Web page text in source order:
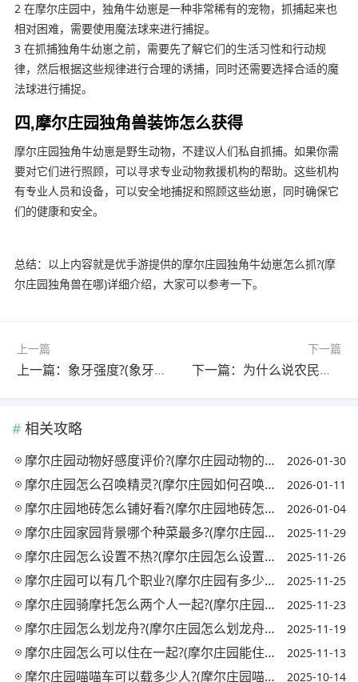
2 在摩尔庄园中，独角牛幼崽是一种非常稀有的宠物，抓捕起来也
相对困难，需要使用魔法球来进行捕捉。
3 在抓捕独角牛幼崽之前，需要先了解它们的生活习性和行动规
律，然后根据这些规律进行合理的诱捕，同时还需要选择合适的魔
法球进行捕捉。
四,摩尔庄园独角兽装饰怎么获得
摩尔庄园独角牛幼崽是野生动物，不建议人们私自抓捕。如果你需
要对它们进行照顾，可以寻求专业动物救援机构的帮助。这些机构
有专业人员和设备，可以安全地捕捉和照顾这些幼崽，同时确保它
们的健康和安全。
总结：以上内容就是优手游提供的摩尔庄园独角牛幼崽怎么抓?(摩
尔庄园独角兽在哪)详细介绍，大家可以参考一下。
上一篇
上一篇：象牙强度?(象牙厉害吗)
下一篇
下一篇：为什么说农民是贵族?(为什么说农民是贵族的奴隶)
相关攻略
摩尔庄园动物好感度评价?(摩尔庄园动物的好感度) 2026-01-30
摩尔庄园怎么召唤精灵?(摩尔庄园如何召唤精灵) 2026-01-11
摩尔庄园地砖怎么铺好看?(摩尔庄园地砖怎么铺好看一点) 2026-01-04
摩尔庄园家园背景哪个种菜最多?(摩尔庄园家园种植) 2025-11-29
摩尔庄园怎么设置不热?(摩尔庄园怎么设置最流畅) 2025-11-26
摩尔庄园可以有几个职业?(摩尔庄园有多少个职业) 2025-11-25
摩尔庄园骑摩托怎么两个人一起?(摩尔庄园摩托车怎么坐两个人) 2025-11-23
摩尔庄园怎么划龙舟?(摩尔庄园怎么划龙舟视频) 2025-11-19
摩尔庄园怎么可以住在一起?(摩尔庄园能住在一起吗) 2025-11-13
摩尔庄园喵喵车可以载多少人?(摩尔庄园喵喵车哪个好看) 2025-10-14